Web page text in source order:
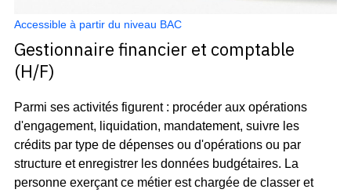
Accessible à partir du niveau BAC
Gestionnaire financier et comptable
(H/F)
Parmi ses activités figurent : procéder aux opérations
d'engagement, liquidation, mandatement, suivre les
crédits par type de dépenses ou d'opérations ou par
structure et enregistrer les données budgétaires. La
personne exerçant ce métier est chargée de classer et